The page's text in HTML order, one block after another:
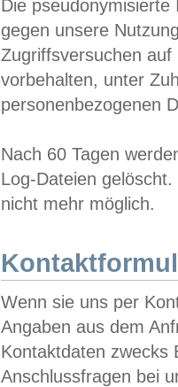
Die
gegen unsere
Zugriffsversuchen
vorbehalten, unter
personenbezogenen
Nach 60 Tagen
Log-Dateien
nicht mehr möglich.
Wenn sie uns per
Angaben aus dem
Kontaktdaten zwecks
Anschlussfragen bei